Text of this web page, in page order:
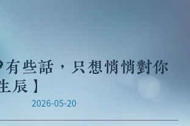
有些話，只想悄悄對你
辰】
2026-05-20